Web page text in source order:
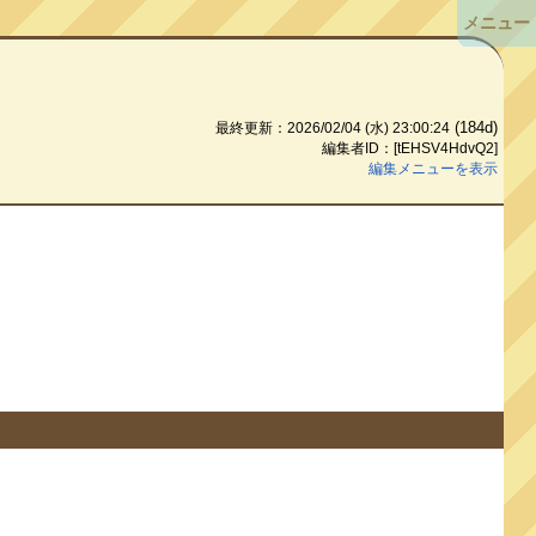
最終更新：2026/02/04 (水) 23:00:24 (184d)
編集者ID：[tEHSV4HdvQ2]
編集メニューを表示
メニュー